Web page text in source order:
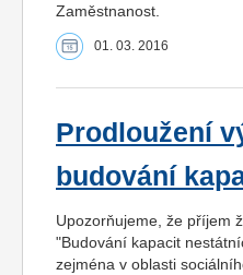
Zaměstnanost.
01. 03. 2016
Prodloužení
budování
Upozorňujeme, že příjem
"Budování kapacit
zejména v oblasti